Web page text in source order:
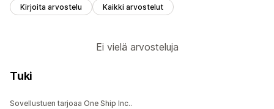
Kirjoita arvostelu Kaikki arvostelut
Ei vielä arvosteluja
Tuki
Sovellustuen tarjoaa One Ship Inc..